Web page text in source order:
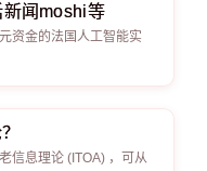
闻moshi等
资金的法国人工智能实
信息理论 (ITOA) ，可从